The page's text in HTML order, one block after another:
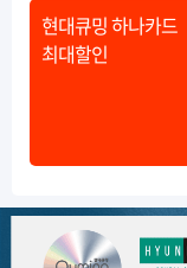
현대큐밍 하나카드
최대할인